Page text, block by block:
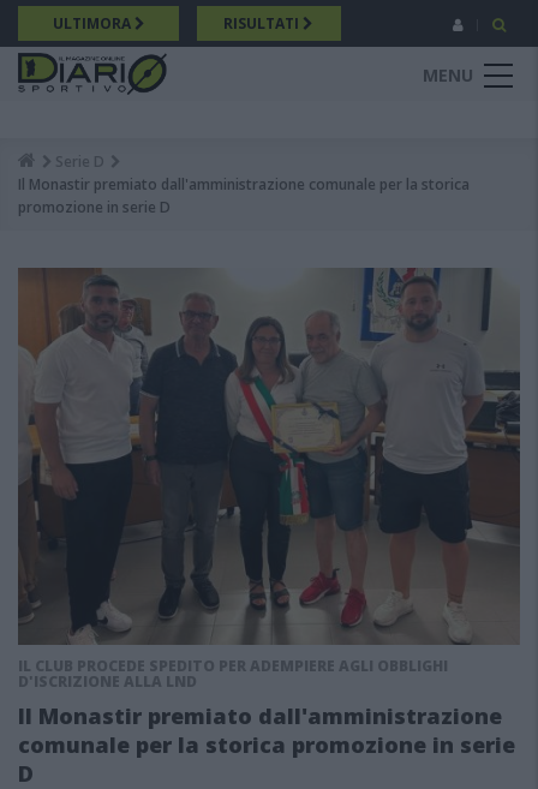
Salta
al
contenuto
principale
ULTIMORA RISULTATI
MENU
Breadcrumb
Serie D
Il Monastir premiato dall'amministrazione comunale per la storica
promozione in serie D
IL CLUB PROCEDE SPEDITO PER ADEMPIERE AGLI OBBLIGHI
D'ISCRIZIONE ALLA LND
Il Monastir premiato dall'amministrazione
comunale per la storica promozione in serie
D